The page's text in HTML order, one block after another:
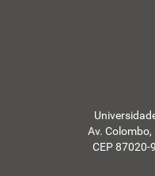
Av.
CEP 87020-